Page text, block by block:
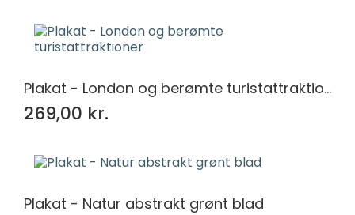
Plakat - London og berømte turistattraktioner
269,00 kr.
Plakat - Natur abstrakt grønt blad